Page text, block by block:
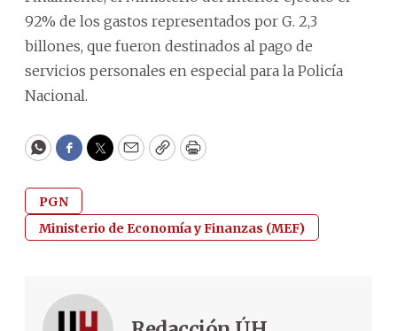
92% de los gastos representados por G. 2,3
billones, que fueron destinados al pago de
servicios personales en especial para la Policía
Nacional.
WhatsApp
Facebook
Twitter
EmailCopyPrint
PGN
Ministerio de Economía y Finanzas (MEF)